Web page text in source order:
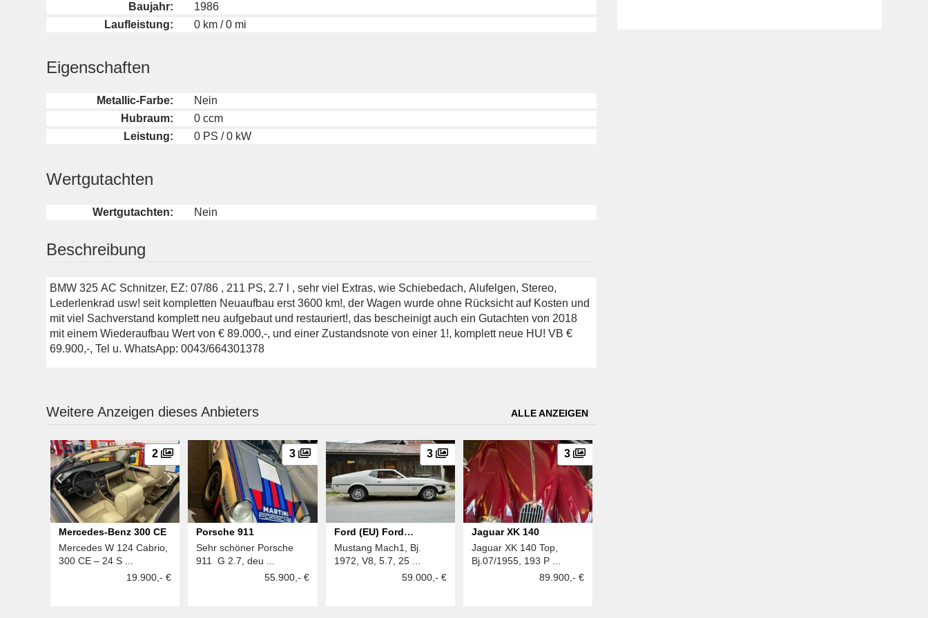
Baujahr:
1986
Laufleistung:
0 km / 0 mi
Eigenschaften
Metallic-Farbe:
Nein
Hubraum:
0 ccm
Leistung:
0 PS / 0 kW
Wertgutachten
Wertgutachten: Nein
Beschreibung
BMW 325 AC Schnitzer, EZ: 07/86 , 211 PS, 2.7 l , sehr viel Extras, wie Schiebedach, Alufelgen, Stereo,
Lederlenkrad usw! seit kompletten Neuaufbau erst 3600 km!, der Wagen wurde ohne Rücksicht auf Kosten und
mit viel Sachverstand komplett neu aufgebaut und restauriert!, das bescheinigt auch ein Gutachten von 2018
mit einem Wiederaufbau Wert von € 89.000,-, und einer Zustandsnote von einer 1!, komplett neue HU! VB €
69.900,-, Tel u. WhatsApp: 0043/664301378
Weitere Anzeigen dieses Anbieters ALLE ANZEIGEN
2
Mercedes-Benz 300 CE
Mercedes W 124 Cabrio,
300 CE – 24 S ...
19.900,- €
3
Porsche 911
Sehr schöner Porsche
911 G 2.7, deu ...
55.900,- €
3
Ford (EU) Ford
Mustang
Mustang Mach1, Bj.
1972, V8, 5.7, 25 ...
59.000,- €
3
Jaguar XK 140
Jaguar XK 140 Top,
Bj.07/1955, 193 P ...
89.900,- €